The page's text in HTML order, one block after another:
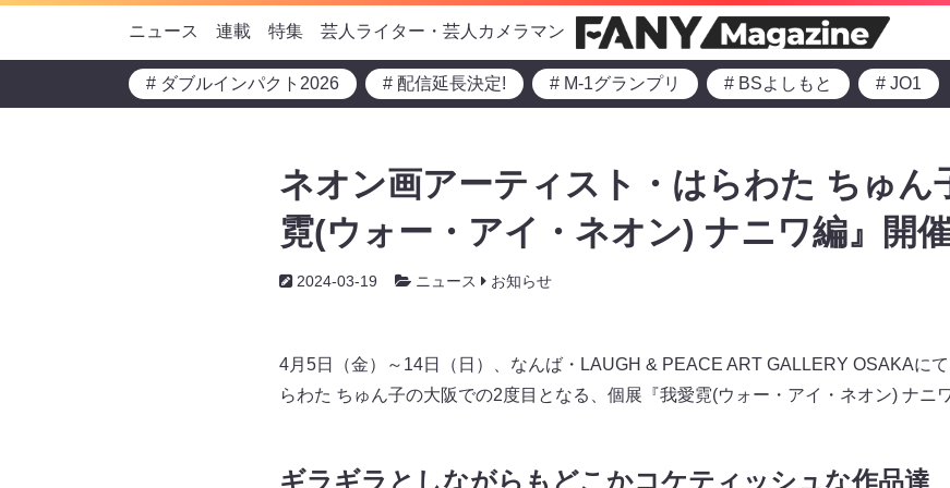
ニュース 連載 特集 芸人ライター・芸人カメラマン
# ダブルインパクト2026 # 配信延長決定! # M-1グランプリ # BSよしもと # JO1
ネオン画アーティスト・はらわた ちゅん
霓(ウォー・アイ・ネオン) ナニワ編』開
2024-03-19 ニュース お知らせ
4月5日（金）～14日（日）、なんば・LAUGH & PEACE ART GALLERY OSAKAに
らわた ちゅん子の大阪での2度目となる、個展『我愛霓(ウォー・アイ・ネオン) ナニ
ギラギラとしながらもどこかコケティッシュな作品達